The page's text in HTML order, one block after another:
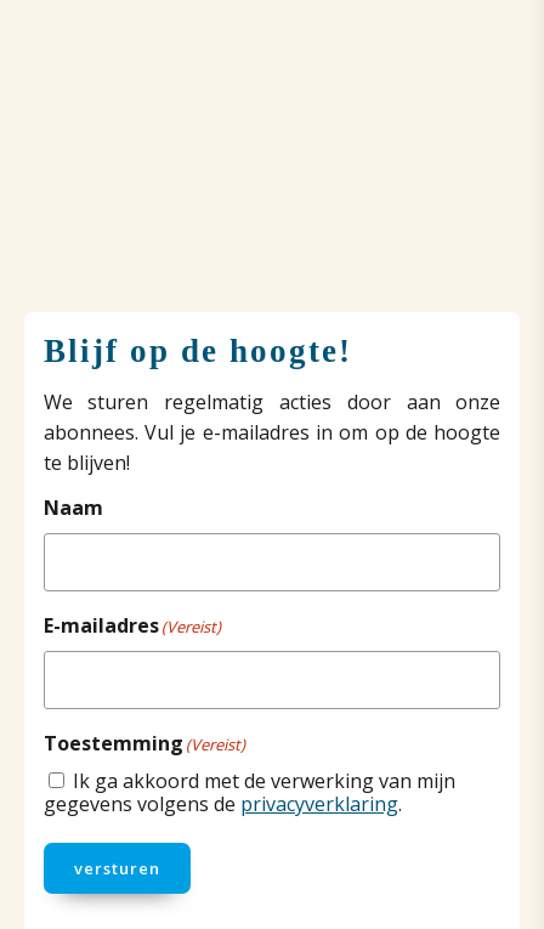
Blijf op de hoogte!
We sturen regelmatig acties door aan onze
abonnees. Vul je e-mailadres in om op de hoogte
te blijven!
Naam
E-mailadres(Vereist)
Toestemming (Vereist)
Ik ga akkoord met de verwerking van mijn
gegevens volgens de privacyverklaring.
versturen